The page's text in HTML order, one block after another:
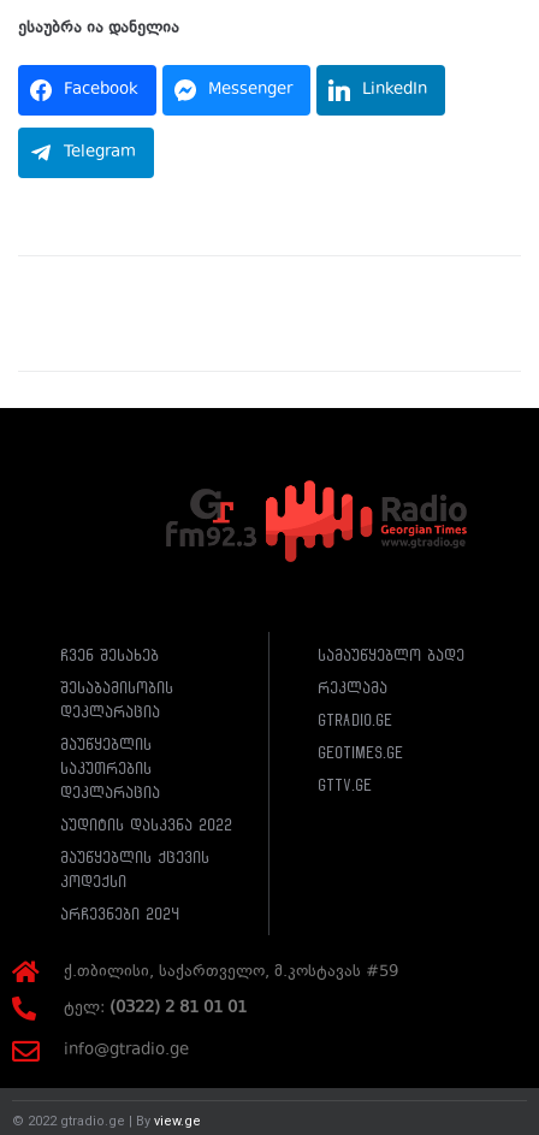
ესაუბრა ია დანელია
Facebook Messenger LinkedIn
Telegram
ჩვენ შესახებ
შესაბამისობის
დეკლარაცია
მაუწყებლის
საკუთრების
დეკლარაცია
აუდიტის დასკვნა 2022
მაუწყებლის ქცევის
კოდექსი
არჩევნები 2024
სამაუწყებლო ბადე
რეკლამა
gtradio.ge
geotimes.ge
gttv.ge
ქ.თბილისი, საქართველო, მ.კოსტავას #59
ტელ: (0322) 2 81 01 01
info@gtradio.ge
© 2022 gtradio.ge | By view.ge